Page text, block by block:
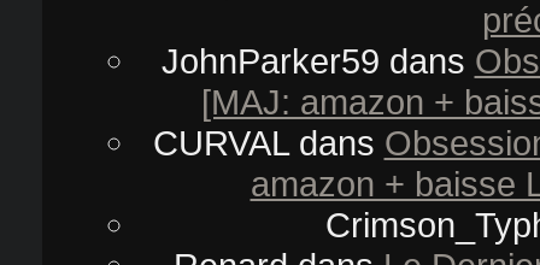
JohnParker59 dans
[MAJ: amazon +
CURVALdans
amazon + baisse